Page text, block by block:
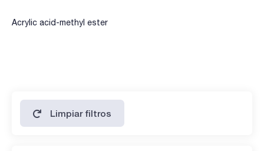
Acrylic acid-methyl ester
Limpiar filtros